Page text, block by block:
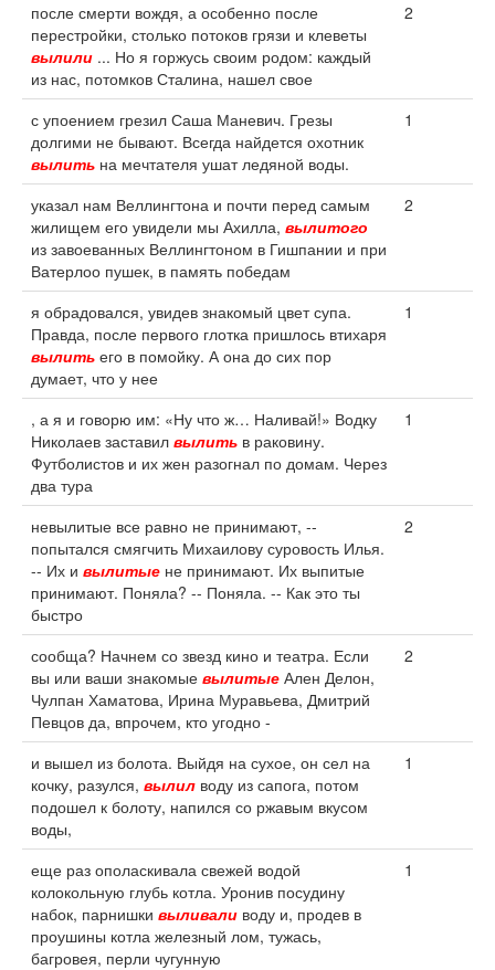
после смерти вождя, а особенно после
перестройки, столько потоков грязи и клеветы
вылили ... Но я горжусь своим родом: каждый
из нас, потомков Сталина, нашел свое
2
с упоением грезил Саша Маневич. Грезы
долгими не бывают. Всегда найдется охотник
вылить на мечтателя ушат ледяной воды.
1
указал нам Веллингтона и почти перед самым
жилищем его увидели мы Ахилла, вылитого
из завоеванных Веллингтоном в Гишпании и при
Ватерлоо пушек, в память победам
2
я обрадовался, увидев знакомый цвет супа.
Правда, после первого глотка пришлось втихаря
вылить его в помойку. А она до сих пор
думает, что у нее
1
, а я и говорю им: «Ну что ж… Наливай!» Водку
Николаев заставил вылить в раковину.
Футболистов и их жен разогнал по домам. Через
два тура
1
невылитые все равно не принимают, --
попытался смягчить Михаилову суровость Илья.
-- Их и вылитые не принимают. Их выпитые
принимают. Поняла? -- Поняла. -- Как это ты
быстро
2
сообща? Начнем со звезд кино и театра. Если
вы или ваши знакомые вылитые Ален Делон,
Чулпан Хаматова, Ирина Муравьева, Дмитрий
Певцов да, впрочем, кто угодно -
2
и вышел из болота. Выйдя на сухое, он сел на
кочку, разулся, вылил воду из сапога, потом
подошел к болоту, напился со ржавым вкусом
воды,
1
еще раз ополаскивала свежей водой
колокольную глубь котла. Уронив посудину
набок, парнишки выливали воду и, продев в
проушины котла железный лом, тужась,
багровея, перли чугунную
1